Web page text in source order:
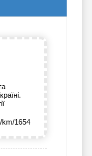
km/1654